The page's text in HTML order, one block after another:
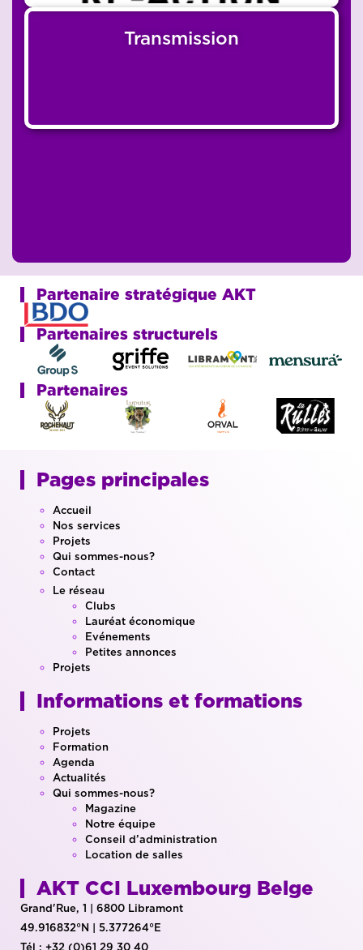
Transmission
Partenaire stratégique AKT
Partenaires structurels
Partenaires
Pages principales
Accueil
Nos services
Projets
Qui sommes-nous?
Contact
Le réseau
Clubs
Lauréat économique
Evénements
Petites annonces
Projets
Informations et formations
Projets
Formation
Agenda
Actualités
Qui sommes-nous?
Magazine
Notre équipe
Conseil d’administration
Location de salles
AKT CCI Luxembourg Belge
Grand'Rue, 1 | 6800 Libramont
49.916832°N | 5.377264°E
Tél : +32 (0)61 29 30 40